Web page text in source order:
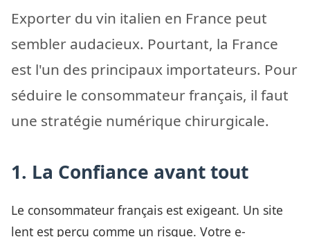
Exporter du vin italien en France peut
sembler audacieux. Pourtant, la France
est l'un des principaux importateurs. Pour
séduire le consommateur français, il faut
une stratégie numérique chirurgicale.
1. La Confiance avant tout
Le consommateur français est exigeant. Un site
lent est perçu comme un risque. Votre e-